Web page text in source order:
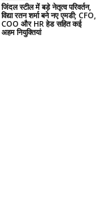
जिंदल स्टील में बड़े नेतृत्व परिवर्तन,
विद्या रतन शर्मा बने नए एमडी; CFO,
COO और HR हेड सहित कई
अहम नियुक्तियां